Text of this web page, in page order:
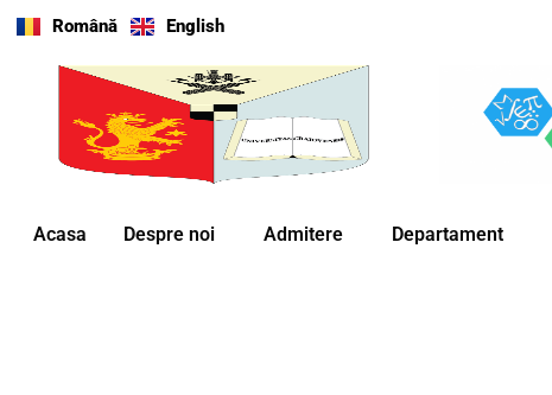
Skip
content
Română English
Acasa Despre noi Admitere Departament